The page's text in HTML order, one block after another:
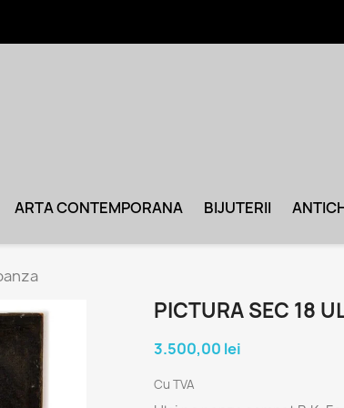
ARTA CONTEMPORANA BIJUTERII
PICTURA SEC 18
3.500,00 lei
Cu TVA